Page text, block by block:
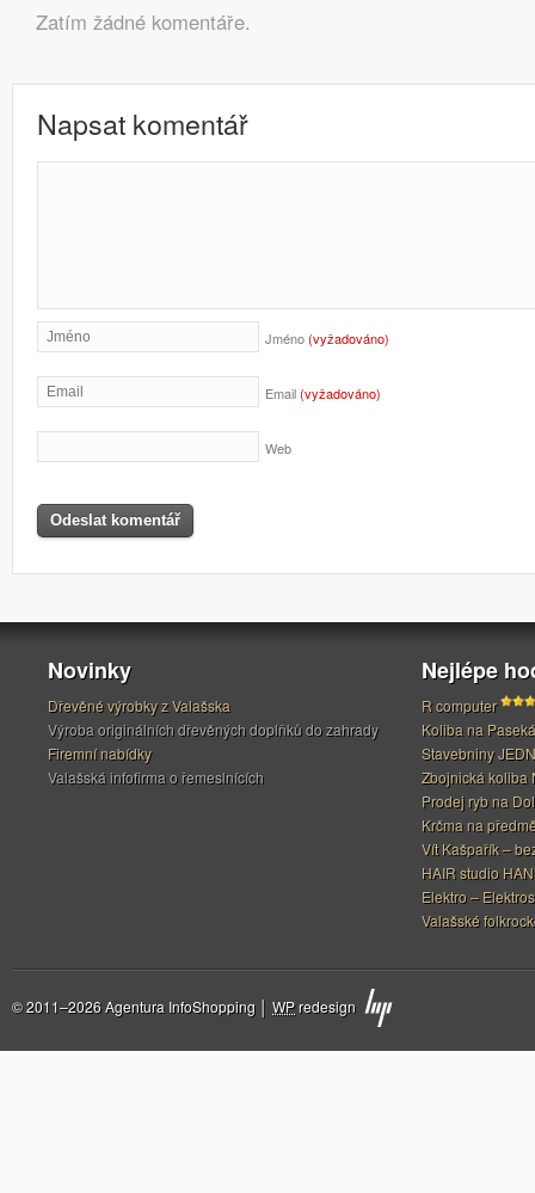
Komentáře
Zatím žádné komentáře.
Napsat komentář
Jméno(vyžadováno)
Email(vyžadováno)
Web
Novinky
Dřevěné výrobky z Valašska
Výroba originálních dřevěných doplňků do zahrady
Firemní nabídky
Valašská infofirma o řemeslnících
Nejlépe
R computer
Koliba na
Stavebniny
Zbojnická koliba
Prodej ryb na
Krčma na
Vít Kašpařík –
HAIR studio
Elektro –
Valašské
© 2011–2026 Agentura InfoShopping │ WPredesign